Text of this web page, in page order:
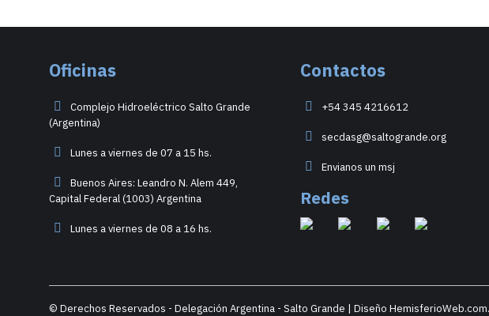
Oficinas
Complejo Hidroeléctrico Salto Grande
(Argentina)
Lunes a viernes de 07 a 15 hs.
Buenos Aires: Leandro N. Alem 449,
Capital Federal (1003) Argentina
Lunes a viernes de 08 a 16 hs.
Contactos
+54 345 4216612
secdasg@saltogrande.org
Envianos un msj
Redes
© Derechos Reservados - Delegación Argentina - Salto Grande | Diseño